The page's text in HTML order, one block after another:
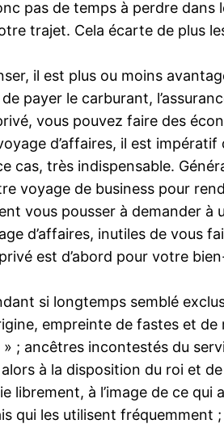
pas de temps à perdre
trajet. Cela écarte de plus
il est plus ou moins
payer le carburant,
vous pouvez faire des
d’affaires, il est
cas, très indispensable.
voyage de business pour
vous pousser à demander
d’affaires, inutiles de vous
est d’abord pour votre
si longtemps semblé
empreinte de fastes et de
; ancêtres incontestés du
à la disposition du roi et
librement, à l’image de ce
qui les utilisent fréquemment